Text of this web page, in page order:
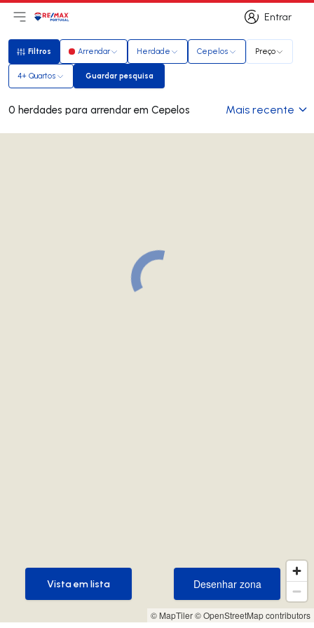
Entrar
Entrar
Abri menu principal
LogoIr para página inicial
Filtros
Filtros Arrendar Herdade Cepelos Preço
4+ Quartos Guardar pesquisa
Guardar pesquisa
0 herdades para arrendar em Cepelos Mais recente
© MapTiler© OpenStreetMap contributors
Desenhar zona
Desenhar zona
Vista em lista
Vista em lista